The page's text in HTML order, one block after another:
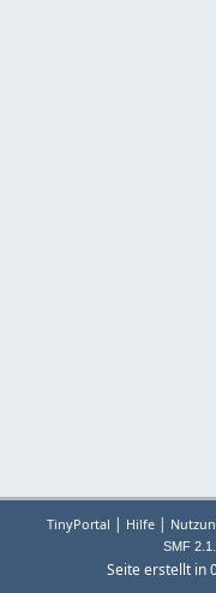
TinyPortal | Hilfe |
SMF
Seite erstellt in